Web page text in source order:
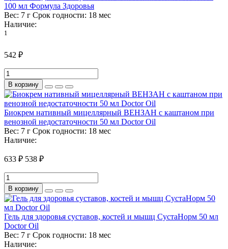
100 мл Формула Здоровья
Вес: 7 г Срок годности: 18 мес
Наличие:
1
542 ₽
В корзину
Биокрем нативный мицеллярный ВЕНЗАН с каштаном при
венозной недостаточности 50 мл Doctor Oil
Вес: 7 г Срок годности: 18 мес
Наличие:
633 ₽ 538 ₽
В корзину
Гель для здоровья суставов, костей и мышц СустаНорм 50 мл
Doctor Oil
Вес: 7 г Срок годности: 18 мес
Наличие: